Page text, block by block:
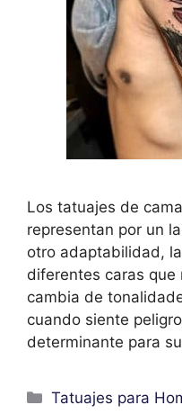
Los tatuajes de
representan por un
otro adaptabilidad,
diferentes caras
cambia de
cuando siente
determinante para
Categorías
Tatuajes para